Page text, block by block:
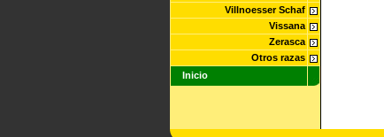
Villnoesser Schaf
Vissana
Zerasca
Otros razas
Inicio